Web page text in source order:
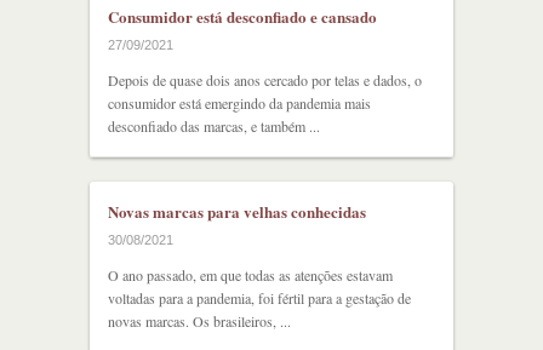
Consumidor está desconfiado e cansado
27/09/2021
Depois de quase dois anos cercado por telas e dados, o
consumidor está emergindo da pandemia mais
desconfiado das marcas, e também ...
Novas marcas para velhas conhecidas
30/08/2021
O ano passado, em que todas as atenções estavam
voltadas para a pandemia, foi fértil para a gestação de
novas marcas. Os brasileiros, ...